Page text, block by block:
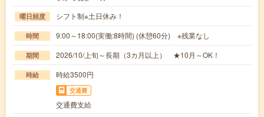
曜日頻度 シフト制※土日休み！
時間 9:00～18:00(実働:8時間) (休憩60分) ※残業なし
期間 2026/10/上旬～長期（3カ月以上） ★10月～OK！
時給 時給3500円
交通費
交通費支給